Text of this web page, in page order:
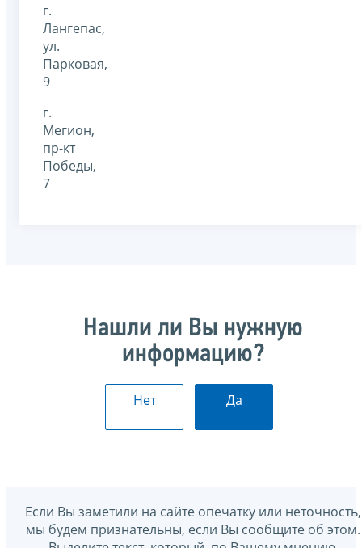
г.
Лангепас,
ул.
Парковая,
9
г.
Мегион,
пр-кт
Победы,
7
Нашли ли Вы нужную
информацию?
Нет Да
Если Вы заметили на сайте опечатку или неточность,
мы будем признательны, если Вы сообщите об этом.